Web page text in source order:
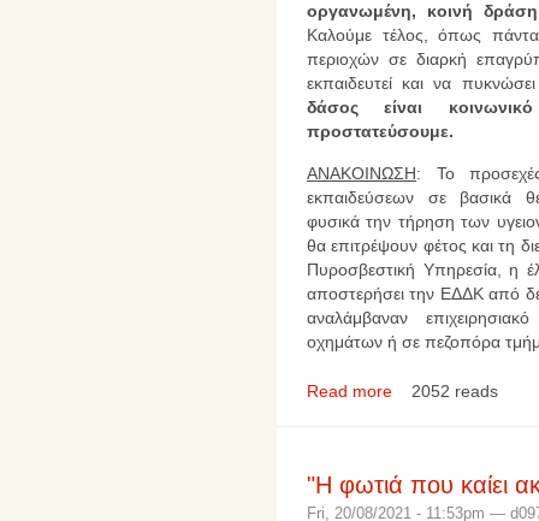
οργανωμένη, κοινή
Καλούμε τέλος, όπως
περιοχών σε διαρκή
εκπαιδευτεί και να
δάσος είναι
προστατεύσουμε.
ΑΝΑΚΟΙΝΩΣΗ: Το
εκπαιδεύσεων σε βασικά
φυσικά την τήρηση των
θα επιτρέψουν φέτος και τη
Πυροσβεστική Υπηρεσία, η
αποστερήσει την ΕΔΔΚ από
αναλάμβαναν
οχημάτων ή σε πεζοπόρα
Read more 2052 reads
"Η φωτιά που καίει
Fri, 20/08/2021 - 11:53pm —